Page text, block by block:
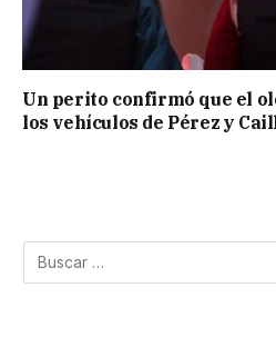
Un perito confirmó que el
los vehículos de Pérez y